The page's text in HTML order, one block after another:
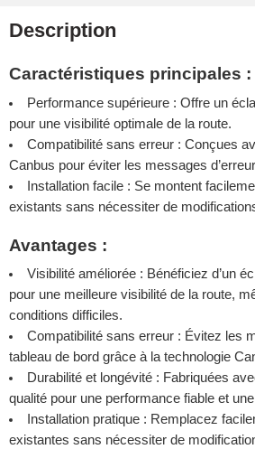
Description
Caractéristiques principales :
Performance supérieure : Offre un
pour une visibilité optimale de la route.
Compatibilité sans erreur : Conçues
Canbus pour éviter les messages
Installation facile : Se montent
existants sans nécessiter de
Avantages :
Visibilité améliorée : Bénéficiez d’un
pour une meilleure visibilité de la route,
conditions difficiles.
Compatibilité sans erreur : Évitez les
tableau de bord grâce à la technologie
Durabilité et longévité : Fabriquées
qualité pour une performance fiable et
Installation pratique : Remplacez
existantes sans nécessiter de